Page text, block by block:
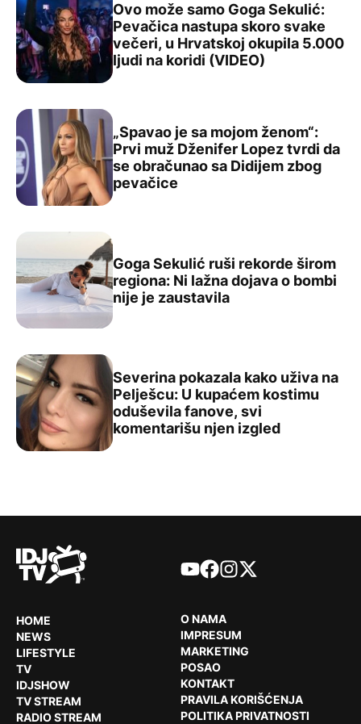
Ovo može samo Goga Sekulić: Pevačica nastupa
Ovo može samo Goga Sekulić:
Pevačica nastupa skoro svake
večeri, u Hrvatskoj okupila 5.000
ljudi na koridi (VIDEO)
„Spavao je sa mojom ženom“: Prvi muž Dženifer
„Spavao je sa mojom ženom“:
Prvi muž Dženifer Lopez tvrdi da
se obračunao sa Didijem zbog
pevačice
Goga Sekulić ruši rekorde širom regiona: Ni lažna
Goga Sekulić ruši rekorde širom
regiona: Ni lažna dojava o bombi
nije je zaustavila
Severina pokazala kako uživa na Pelješcu: U
Severina pokazala kako uživa na
Pelješcu: U kupaćem kostimu
oduševila fanove, svi
komentarišu njen izgled
HOME
NEWS
LIFESTYLE
TV
IDJSHOW
TV STREAM
RADIO STREAM
YouTube
Facebook
Instagram
X
O NAMA
IMPRESUM
MARKETING
POSAO
KONTAKT
PRAVILA KORIŠĆENJA
POLITIKA PRIVATNOSTI